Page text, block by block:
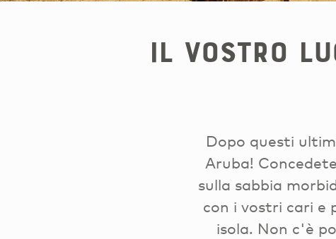
Il Vostro
Dopo questi
Aruba!
sulla sabbia
con i vostri cari e
isola. Non c'è